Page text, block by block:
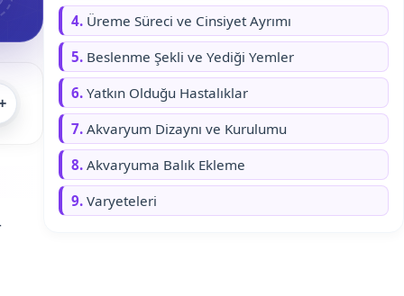
4. Üreme Süreci ve Cinsiyet Ayrımı
5. Beslenme Şekli ve Yediği Yemler
6. Yatkın Olduğu Hastalıklar
7. Akvaryum Dizaynı ve Kurulumu
8. Akvaryuma Balık Ekleme
9. Varyeteleri